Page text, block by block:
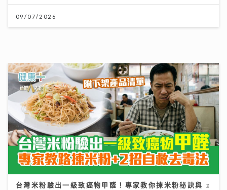
09/07/2026
台灣米粉驗出一級致癌物甲醛！專家教你揀米粉秘訣與 2
招自救去毒法
28/07/2026